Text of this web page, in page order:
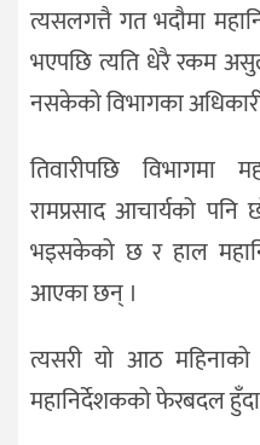
त्यसलगत्तै गत भदौमा
भएपछि त्यति धेरै रकम
नसकेको विभागका
तिवारीपछि विभागमा
रामप्रसाद आचार्यको
भइसकेको छ र हाल
आएका छन् ।
त्यसरी यो आठ
महानिर्देशकको फेरबदल